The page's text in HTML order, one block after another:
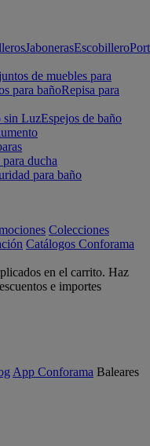
JabonerasEscobillero
de muebles para
para bañoRepisa para
sin LuzEspejos de baño
ducha
para baño
Colecciones
Catálogos Conforama
en el carrito. Haz
e importes
App Conforama Baleares